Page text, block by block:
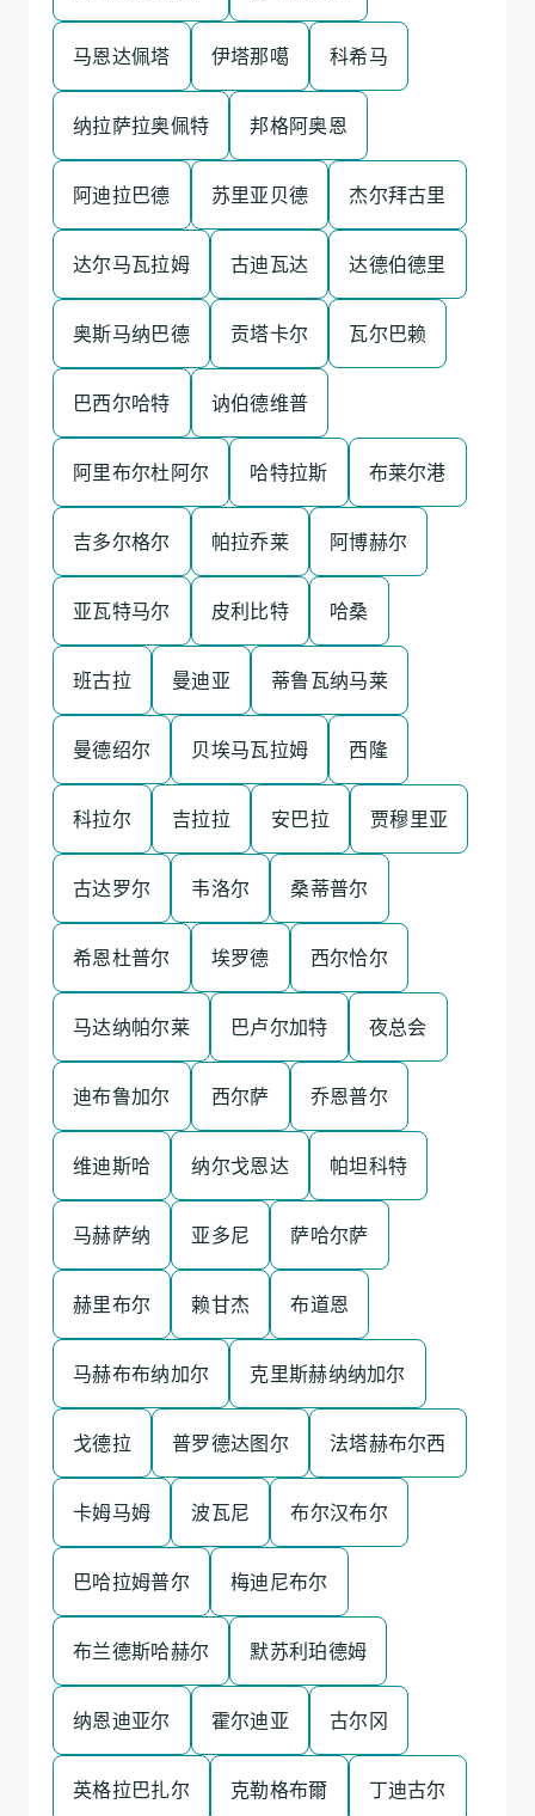
马恩达佩塔 伊塔那噶 科希马
纳拉萨拉奥佩特 邦格阿奥恩
阿迪拉巴德 苏里亚贝德 杰尔拜古里
达尔马瓦拉姆 古迪瓦达 达德伯德里
奥斯马纳巴德 贡塔卡尔 瓦尔巴赖
巴西尔哈特 讷伯德维普
阿里布尔杜阿尔 哈特拉斯 布莱尔港
吉多尔格尔 帕拉乔莱 阿博赫尔
亚瓦特马尔 皮利比特 哈桑
班古拉 曼迪亚 蒂鲁瓦纳马莱
曼德绍尔 贝埃马瓦拉姆 西隆
科拉尔 吉拉拉 安巴拉 贾穆里亚
古达罗尔 韦洛尔 桑蒂普尔
希恩杜普尔 埃罗德 西尔恰尔
马达纳帕尔莱 巴卢尔加特 夜总会
迪布鲁加尔 西尔萨 乔恩普尔
维迪斯哈 纳尔戈恩达 帕坦科特
马赫萨纳 亚多尼 萨哈尔萨
赫里布尔 赖甘杰 布道恩
马赫布布纳加尔 克里斯赫纳纳加尔
戈德拉 普罗德达图尔 法塔赫布尔西
卡姆马姆 波瓦尼 布尔汉布尔
巴哈拉姆普尔 梅迪尼布尔
布兰德斯哈赫尔 默苏利珀德姆
纳恩迪亚尔 霍尔迪亚 古尔冈
英格拉巴扎尔 克勒格布爾 丁迪古尔